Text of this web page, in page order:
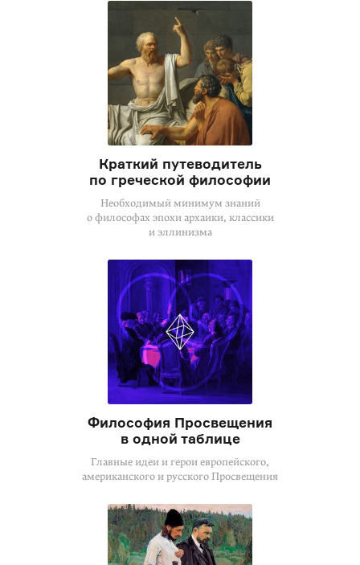
Краткий путеводитель
по греческой философии
Необходимый минимум знаний
о философах эпохи архаики, классики
и эллинизма
Философия Просвещения
в одной таблице
Главные идеи и герои европейского,
американского и русского Просвещения